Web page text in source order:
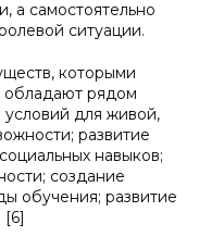
а самостоятельно
ситуации.
которыми
рядом
условий для живой,
развитие
навыков;
создание
обучения; развитие
[6]